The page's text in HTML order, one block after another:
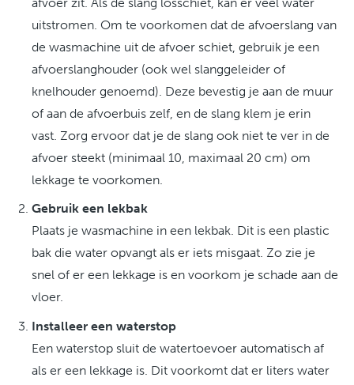
uitstromen. Om te voorkomen dat de afvoerslang van
de wasmachine uit de afvoer schiet, gebruik je een
afvoerslanghouder (ook wel slanggeleider of
knelhouder genoemd). Deze bevestig je aan de muur
of aan de afvoerbuis zelf, en de slang klem je erin
vast. Zorg ervoor dat je de slang ook niet te ver in de
afvoer steekt (minimaal 10, maximaal 20 cm) om
lekkage te voorkomen.
Gebruik een lekbak
Plaats je wasmachine in een lekbak. Dit is een plastic
bak die water opvangt als er iets misgaat. Zo zie je
snel of er een lekkage is en voorkom je schade aan de
vloer.
Installeer een waterstop
Een waterstop sluit de watertoevoer automatisch af
als er een lekkage is. Dit voorkomt dat er liters water